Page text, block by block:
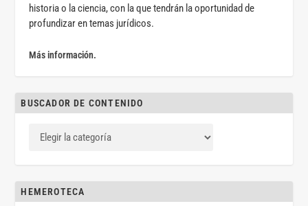
historia o la ciencia, con la que tendrán la oportunidad de
profundizar en temas jurídicos.
Más información.
BUSCADOR DE CONTENIDO
HEMEROTECA